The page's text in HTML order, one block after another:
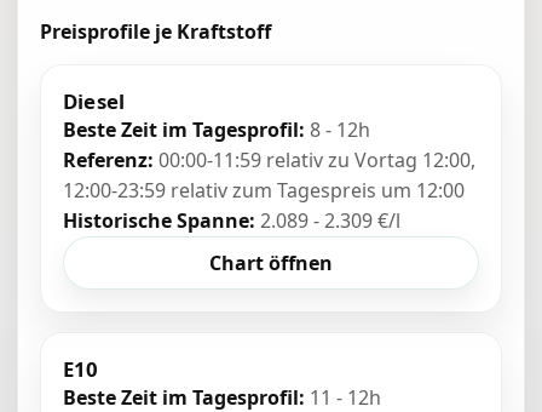
Preisprofile je Kraftstoff
Diesel
Beste Zeit im Tagesprofil: 8 - 12h
Referenz: 00:00-11:59 relativ zu Vortag 12:00,
12:00-23:59 relativ zum Tagespreis um 12:00
Historische Spanne: 2.089 - 2.309 €/l
Chart öffnen
E10
Beste Zeit im Tagesprofil: 11 - 12h